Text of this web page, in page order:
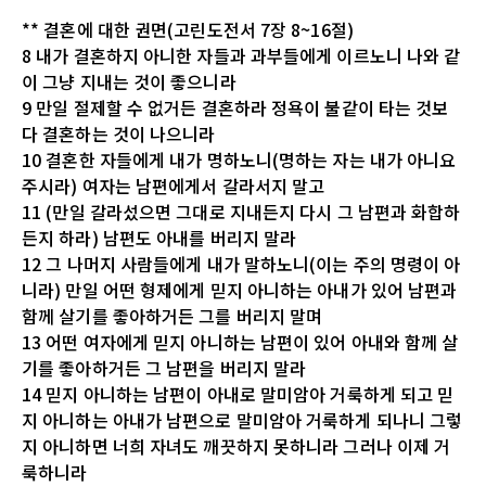
** 결혼에 대한 권면(고린도전서 7장 8~16절)
8 내가 결혼하지 아니한 자들과 과부들에게 이르노니 나와 같
이 그냥 지내는 것이 좋으니라
9 만일 절제할 수 없거든 결혼하라 정욕이 불같이 타는 것보
다 결혼하는 것이 나으니라
10 결혼한 자들에게 내가 명하노니(명하는 자는 내가 아니요
주시라) 여자는 남편에게서 갈라서지 말고
11 (만일 갈라섰으면 그대로 지내든지 다시 그 남편과 화합하
든지 하라) 남편도 아내를 버리지 말라
12 그 나머지 사람들에게 내가 말하노니(이는 주의 명령이 아
니라) 만일 어떤 형제에게 믿지 아니하는 아내가 있어 남편과
함께 살기를 좋아하거든 그를 버리지 말며
13 어떤 여자에게 믿지 아니하는 남편이 있어 아내와 함께 살
기를 좋아하거든 그 남편을 버리지 말라
14 믿지 아니하는 남편이 아내로 말미암아 거룩하게 되고 믿
지 아니하는 아내가 남편으로 말미암아 거룩하게 되나니 그렇
지 아니하면 너희 자녀도 깨끗하지 못하니라 그러나 이제 거
룩하니라